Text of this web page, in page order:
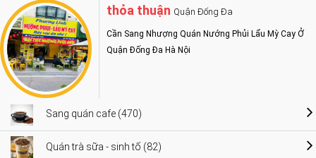
thỏa thuận Quận Đống Đa
Cần Sang Nhượng Quán Nướng Phủi Lẩu Mỳ Cay Ở
Quận Đống Đa Hà Nội
Sang quán cafe (470)
Quán trà sữa - sinh tố (82)